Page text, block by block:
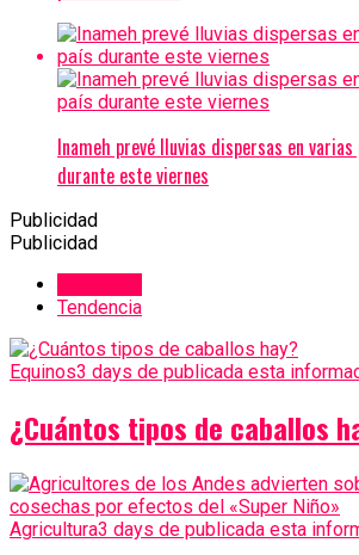
Inameh prevé lluvias dispersas en
durante este viernes
Publicidad
Publicidad
Tendencia
Equinos3 days de publicada esta
¿Cuántos tipos de caballos
Agricultura3 days de publicada esta